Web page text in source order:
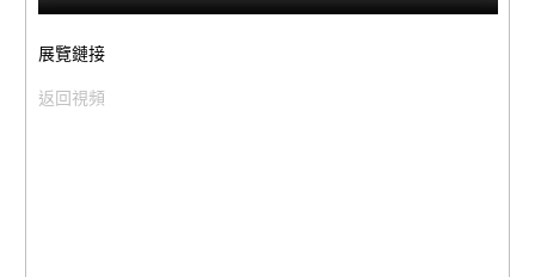
返回視頻
展覽鏈接